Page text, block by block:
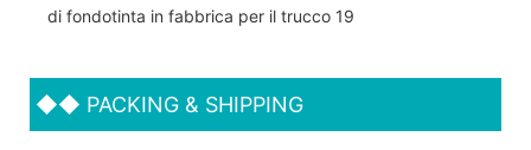
◆◆ PACKING & SHIPPING
Supportiamo entrambi gli OEM &